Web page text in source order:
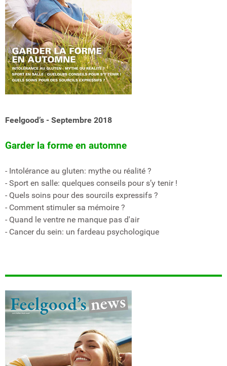
Feelgood’s - Septembre 2018
Garder la forme en automne
- Intolérance au gluten: mythe ou réalité ?
- Sport en salle: quelques conseils pour s’y tenir !
- Quels soins pour des sourcils expressifs ?
- Comment stimuler sa mémoire ?
- Quand le ventre ne manque pas d'air
- Cancer du sein: un fardeau psychologique